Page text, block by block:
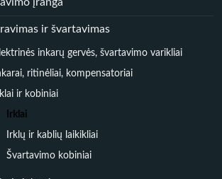
įranga
ir švartavimas
inkarų gervės, švartavimo varikliai
ritinėliai, kompensatoriai
ir kobiniai
Irklai
Irklų ir kablių laikikliai
Švartavimo kobiniai